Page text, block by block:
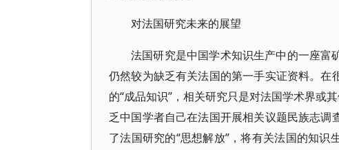
对法国研究未来的展望
法国研究是中国学术知识生产中的一座富
仍然较为缺乏有关法国的第一手实证资料。
的“成品知识”，相关研究只是对法国学术界或
乏中国学者自己在法国开展相关议题民族志
了法国研究的“思想解放”，将有关法国的知